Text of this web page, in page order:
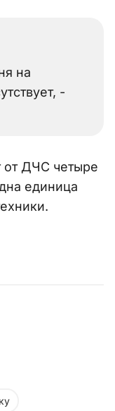
на
-
от ДЧС четыре
единица